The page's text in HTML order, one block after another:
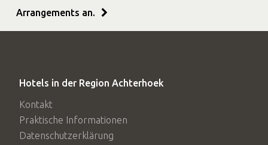
Arrangements an.
Hotels in der Region Achterhoek
Kontakt
Praktische Informationen
Datenschutzerklärung